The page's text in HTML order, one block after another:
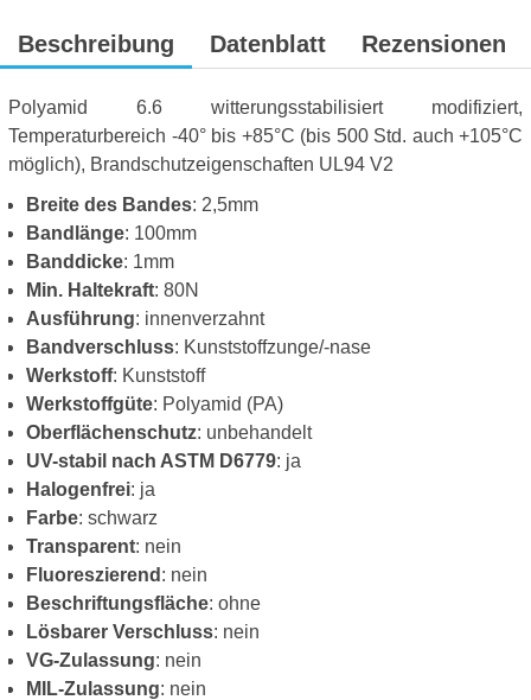
Beschreibung Datenblatt Rezensionen
Polyamid 6.6 witterungsstabilisiert modifiziert,
Temperaturbereich -40° bis +85°C (bis 500 Std. auch +105°C
möglich), Brandschutzeigenschaften UL94 V2
Breite des Bandes: 2,5mm
Bandlänge: 100mm
Banddicke: 1mm
Min. Haltekraft: 80N
Ausführung: innenverzahnt
Bandverschluss: Kunststoffzunge/-nase
Werkstoff: Kunststoff
Werkstoffgüte: Polyamid (PA)
Oberflächenschutz: unbehandelt
UV-stabil nach ASTM D6779: ja
Halogenfrei: ja
Farbe: schwarz
Transparent: nein
Fluoreszierend : nein
Beschriftungsfläche: ohne
Lösbarer Verschluss: nein
VG-Zulassung: nein
MIL-Zulassung: nein